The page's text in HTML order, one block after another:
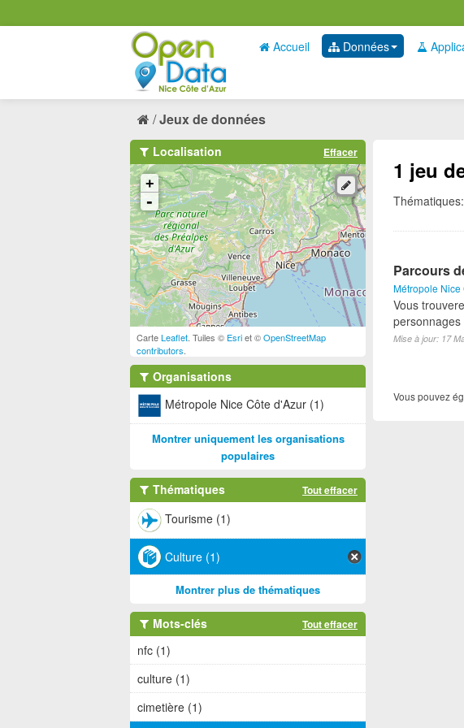
Accueil Données
Jeux de données
1 jeu
Thématiques:
Parcours
Métropole Nice
Vous
Mise à jour: 17
Vous pouvez
Localisation Effacer
+
-
CarteLeaflet . Tuiles © Esriet ©OpenStreetMap
contributors
Organisations
Métropole Nice Côte d'Azur (1)
Montrer uniquement les organisations
populaires
Thématiques Tout effacer
Tourisme (1)
Culture (1)
Montrer plus de thématiques
Mots-clés Tout effacer
nfc (1)
culture (1)
cimetière (1)